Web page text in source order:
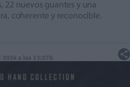
22 nuevos guantes y una
coherente y reconocible.
a las 13:27h